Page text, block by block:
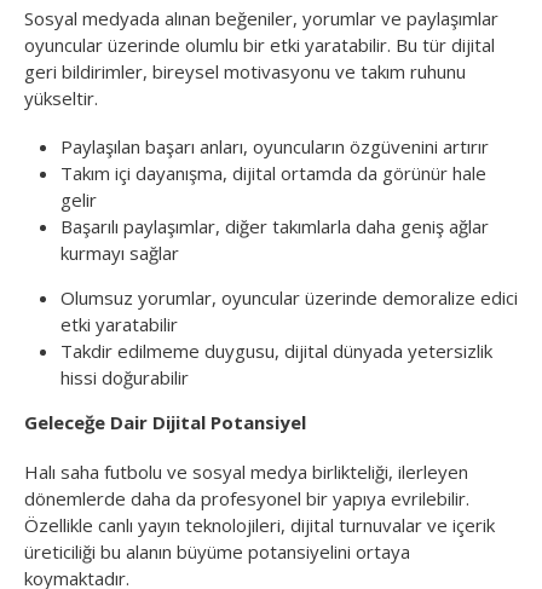
Sosyal medyada alınan beğeniler, yorumlar ve paylaşımlar
oyuncular üzerinde olumlu bir etki yaratabilir. Bu tür dijital
geri bildirimler, bireysel motivasyonu ve takım ruhunu
yükseltir.
Paylaşılan başarı anları, oyuncuların özgüvenini artırır
Takım içi dayanışma, dijital ortamda da görünür hale
gelir
Başarılı paylaşımlar, diğer takımlarla daha geniş ağlar
kurmayı sağlar
Olumsuz yorumlar, oyuncular üzerinde demoralize edici
etki yaratabilir
Takdir edilmeme duygusu, dijital dünyada yetersizlik
hissi doğurabilir
Geleceğe Dair Dijital Potansiyel
Halı saha futbolu ve sosyal medya birlikteliği, ilerleyen
dönemlerde daha da profesyonel bir yapıya evrilebilir.
Özellikle canlı yayın teknolojileri, dijital turnuvalar ve içerik
üreticiliği bu alanın büyüme potansiyelini ortaya
koymaktadır.